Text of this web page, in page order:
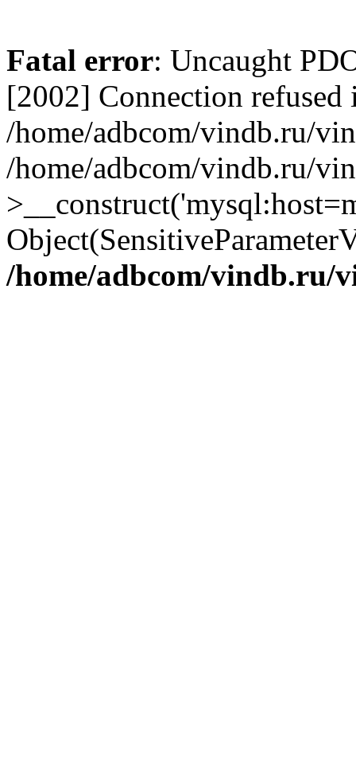
Fatal error: Uncaught
[2002] Connection refused
/home/adbcom/vindb.ru/
/home/adbcom/vindb.ru/
/home/adbcom/vindb.ru/